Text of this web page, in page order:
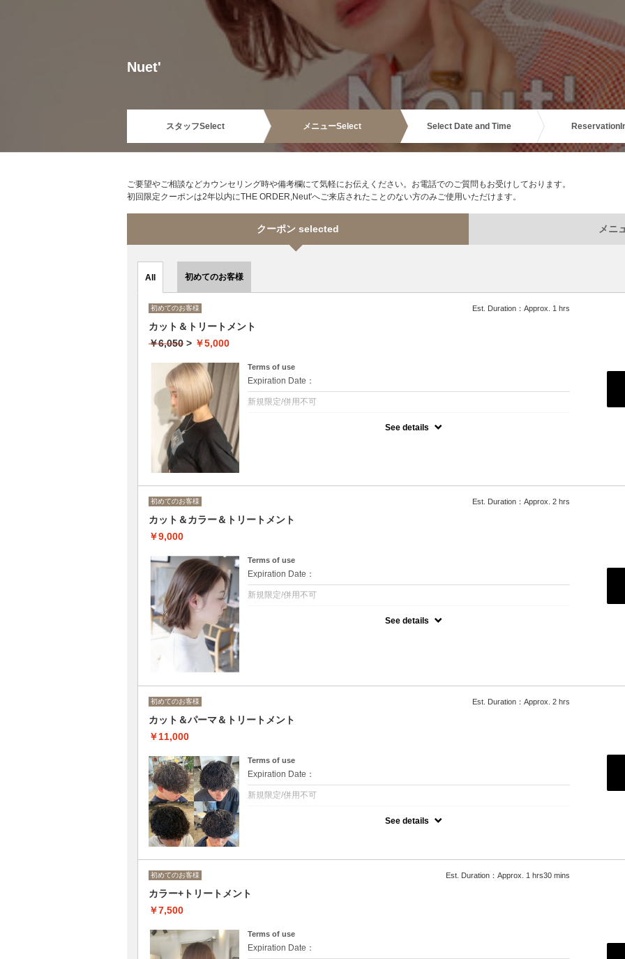
Nuet'
スタッフSelect メニューSelect Select Date and Time Reservation
ご要望やご相談などカウンセリング時や備考欄にて気軽にお伝えください。お電話でのご質問もお受けしております。
初回限定クーポンは2年以内にTHE ORDER,Neut'へご来店されたことのない方のみご使用いただけます。
クーポン selected メニ
All 初めてのお客様
初めてのお客様 Est. Duration：Approx. 1 hrs
カット＆トリートメント
￥6,050 > ￥5,000
Terms of use
Expiration Date：
新規限定/併用不可
See details
初めてのお客様 Est. Duration：Approx. 2 hrs
カット＆カラー＆トリートメント
￥9,000
Terms of use
Expiration Date：
新規限定/併用不可
See details
初めてのお客様 Est. Duration：Approx. 2 hrs
カット＆パーマ＆トリートメント
￥11,000
Terms of use
Expiration Date：
新規限定/併用不可
See details
初めてのお客様 Est. Duration：Approx. 1 hrs30 mins
カラー+トリートメント
￥7,500
Terms of use
Expiration Date：